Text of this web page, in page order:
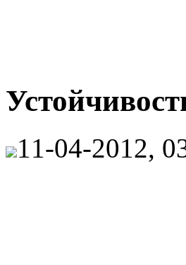
11-04-2012,